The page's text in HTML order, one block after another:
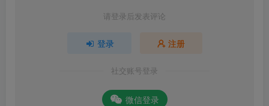
请登录后发表评论
登录 注册
社交账号登录
微信登录